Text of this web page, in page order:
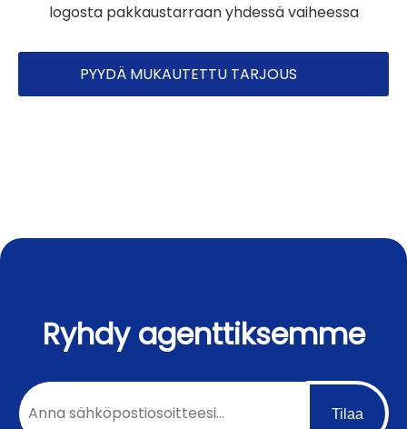
logosta pakkaustarraan yhdessä vaiheessa
PYYDÄ MUKAUTETTU TARJOUS
Ryhdy agenttiksemme
Tilaa